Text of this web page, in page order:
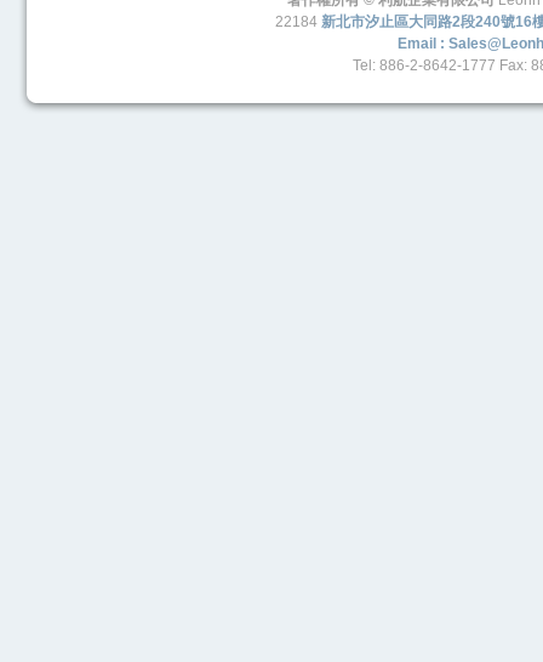
22184 新北市汐止區大同路2段240號16
Email :
Tel: 886-2-8642-1777 Fax: